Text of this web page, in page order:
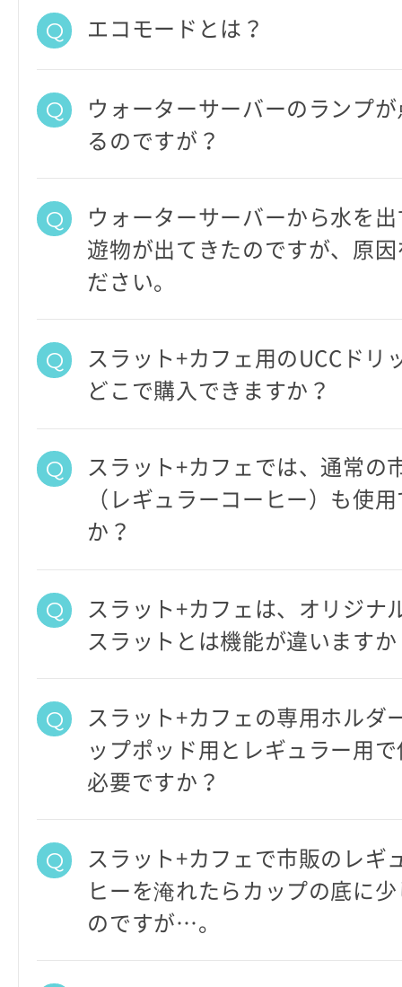
エコモードとは？
ウォーターサーバーのランプ
るのですが？
ウォーターサーバーから水を
遊物が出てきたのですが、原
ださい。
スラット+カフェ用のUCCドリ
どこで購入できますか？
スラット+カフェでは、通常の
（レギュラーコーヒー）も使
か？
スラット+カフェは、オリジナ
スラットとは機能が違いますか
スラット+カフェの専用ホルダ
ップポッド用とレギュラー用
必要ですか？
スラット+カフェで市販のレギ
ヒーを淹れたらカップの底に
のですが…。